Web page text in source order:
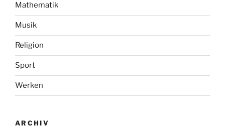
Mathematik
Musik
Religion
Sport
Werken
ARCHIV